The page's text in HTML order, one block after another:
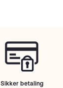
Sikker betaling